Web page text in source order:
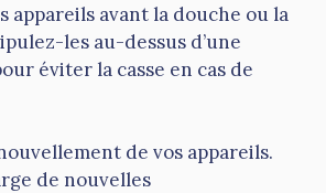
appareils avant la douche ou la
les au-dessus d’une
éviter la casse en cas de
de vos appareils.
de nouvelles